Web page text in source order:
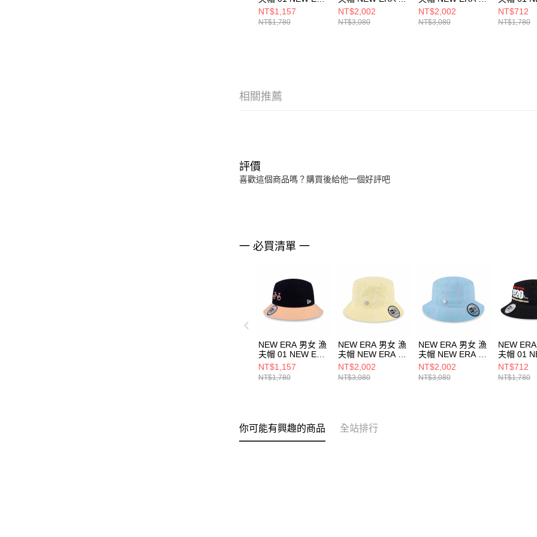
SPORTS CLUB-
BIKE NEW ERA
NE14148002
NT$1,157
NT$1,780
SPORT B
NE14323546
NT$2,002
NT$3,080
SPORT B
NE14323547
NT$2,002
NT$3,080
RACING
ERA
NT$712
NT$1,780
相關推薦
評價
喜歡這個商品嗎？購買後給他一個好評吧
一 必買清單 一
NEW ERA 男女 漁
夫帽 01 NEW ERA
SPORTS CLUB-
BIKE NEW ERA
NE14148002
NT$1,157
NT$1,780
NEW ERA 男女 漁
夫帽 NEW ERA X
SPORT B
NE14323546
NT$2,002
NT$3,080
NEW ERA 男女 漁
夫帽 NEW ERA X
SPORT B
NE14323547
NT$2,002
NT$3,080
NEW
夫帽 01
RACING
ERA
NT$712
NT$1,780
你可能有興趣的商品 全站排行